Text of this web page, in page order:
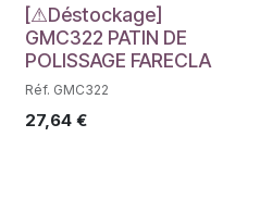
Déstockage
[⚠Déstockage]
GMC322 PATIN DE
POLISSAGE FARECLA
Réf. GMC322
27,64 €